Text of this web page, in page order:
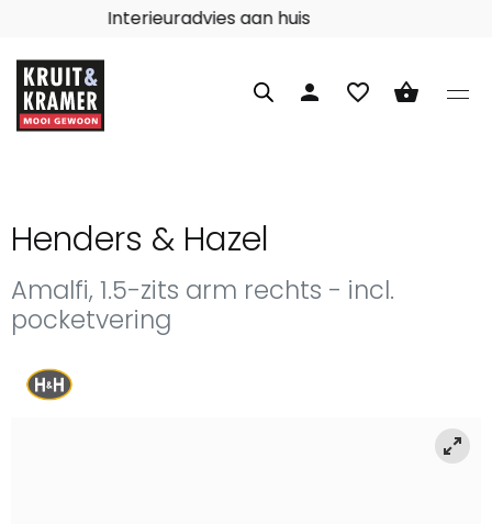
Interieuradvies aan huis
person favorite_border shopping_basket
Henders & Hazel
Amalfi, 1.5-zits arm rechts - incl.
pocketvering